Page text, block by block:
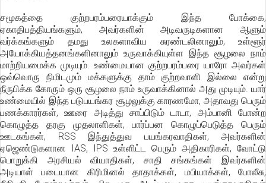
சமூகத்தை குற்றபரம்பரையாக்கும் இந்த போக்கை,
ஏகாதிபத்தியங்களும், அவர்களின் அடிவருடிகளான ஆளும்
வர்க்கங்களும் தமது உலகளாவிய சுரண்டலினாலும், உள்ளூர்
அயோக்கியத்தனங்களினாலும் உருவாக்கியுள்ள இந்த சூழலை நாம்
மாற்றியமைக்க முடியும். உண்மையான குற்றபரம்பரை யாரோ அவர்கள்
ஒவ்வொரு நிமிடமும் மக்களுக்கு தாம் குற்றவாளி இல்லை என்று
நீருபிக்க கோரும் ஒரு சூழலை நாம் உருவாக்கினால் அது முடியும். யார்
உண்மையில் இந்த படுபயங்கர சூழலுக்கு காரணமோ, அதாவது பெரும்
பணக்காரர்கள், ஊரை அடித்து சாப்பிடும் டாடா, அம்பானி போன்ற
கொழுத்த தரகு முதலாளிகள், பார்ப்பன கொழுப்பெடுத்த பெரும்
ஊடகங்கள், RSS இந்துத்துவ பயங்கரவாதிகள், அவர்களின்
ஏஜெண்டுகளான IAS, IPS உள்ளிட்ட பெரும் அதிகாரிகள், வோட்டு
பொறுக்கி அரசியல் வியாதிகள், சாதி சங்கங்கள் இவர்களின்
அடியாள் படையான கிரிமினல் தாதாக்கள், மபியாக்கள், போலீசு,